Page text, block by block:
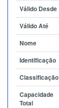
Válido Desde
Válido Até
Nome
Identificação
Classificação
Capacidade
Total